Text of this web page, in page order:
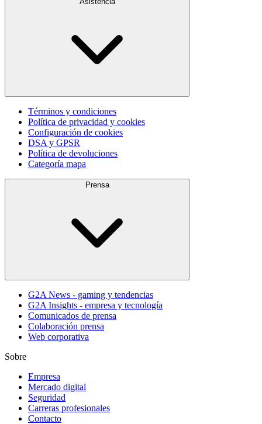
Términos y condiciones
Política de privacidad y cookies
Configuración de cookies
DSA y GPSR
Política de devoluciones
Categoría mapa
Prensa
G2A News - gaming y tendencias
G2A Insights - empresa y tecnología
Comunicados de prensa
Colaboración prensa
Web corporativa
Sobre
Empresa
Mercado digital
Seguridad
Carreras profesionales
Contacto